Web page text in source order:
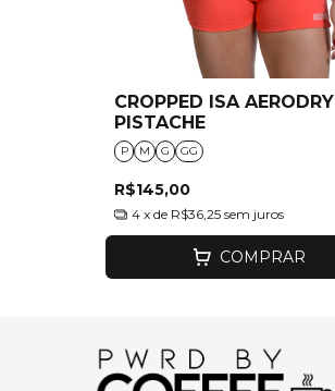
CROPPED ISA AERODRY
PISTACHE
P M G GG
R$145,00
4 x de R$36,25 sem juros
COMPRAR